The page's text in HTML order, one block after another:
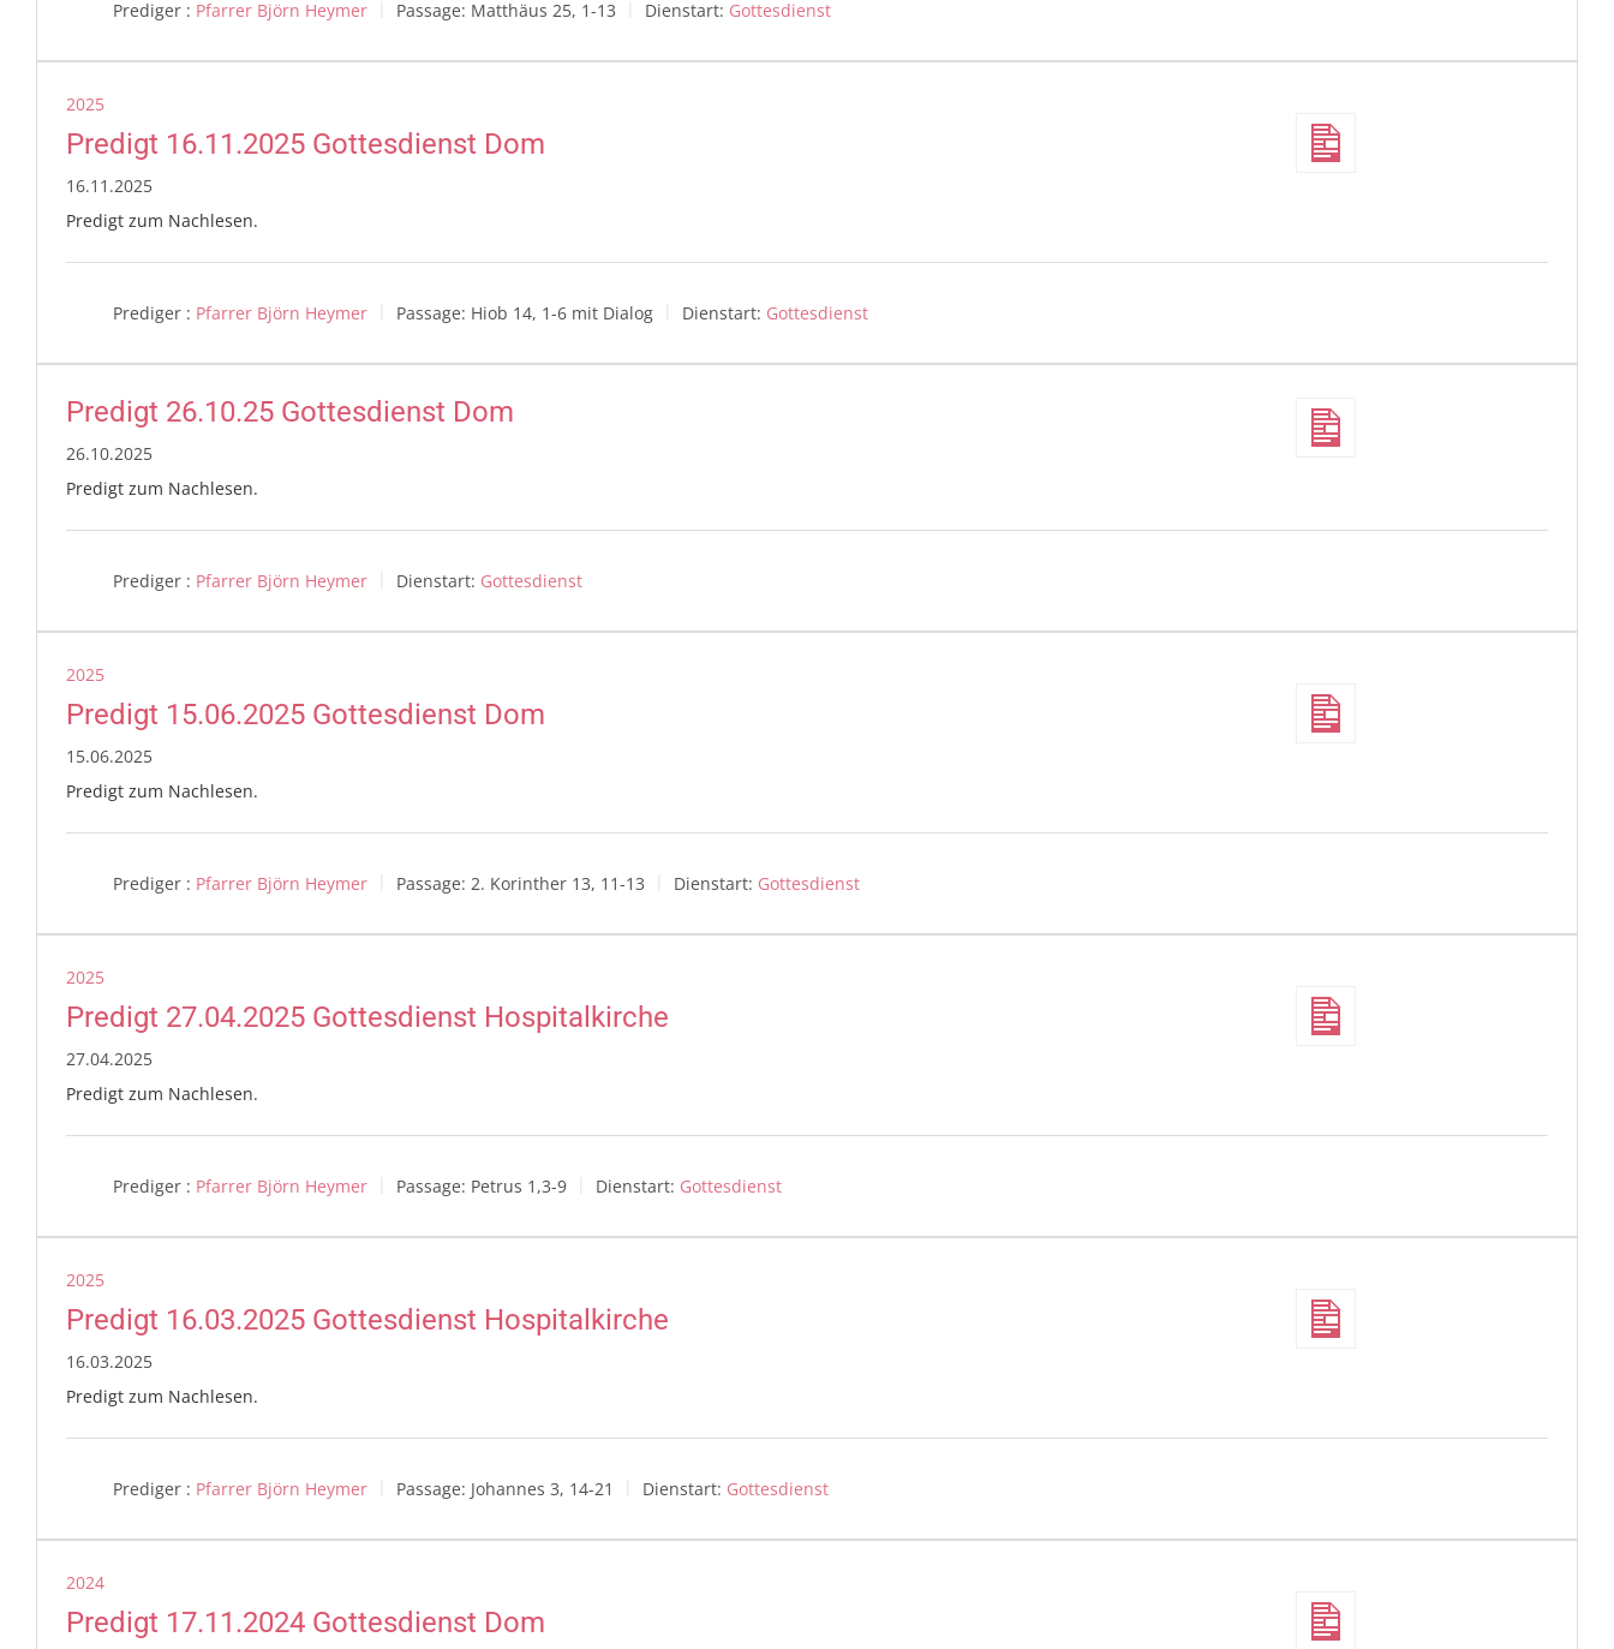
Prediger : Pfarrer Björn Heymer Passage: Matthäus 25, 1-13 Dienstart: Gottesdienst
2025
Predigt 16.11.2025 Gottesdienst Dom
16.11.2025
Predigt zum Nachlesen.
Prediger : Pfarrer Björn Heymer Passage: Hiob 14, 1-6 mit Dialog Dienstart: Gottesdienst
Predigt 26.10.25 Gottesdienst Dom
26.10.2025
Predigt zum Nachlesen.
Prediger : Pfarrer Björn Heymer Dienstart: Gottesdienst
2025
Predigt 15.06.2025 Gottesdienst Dom
15.06.2025
Predigt zum Nachlesen.
Prediger : Pfarrer Björn Heymer Passage: 2. Korinther 13, 11-13 Dienstart: Gottesdienst
2025
Predigt 27.04.2025 Gottesdienst Hospitalkirche
27.04.2025
Predigt zum Nachlesen.
Prediger : Pfarrer Björn Heymer Passage: Petrus 1,3-9 Dienstart: Gottesdienst
2025
Predigt 16.03.2025 Gottesdienst Hospitalkirche
16.03.2025
Predigt zum Nachlesen.
Prediger : Pfarrer Björn Heymer Passage: Johannes 3, 14-21 Dienstart: Gottesdienst
2024
Predigt 17.11.2024 Gottesdienst Dom